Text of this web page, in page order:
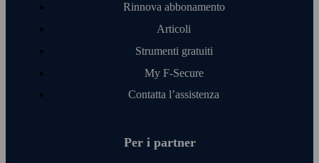
Rinnova abbonamento
Articoli
Strumenti gratuiti
My F‑Secure
Contatta l’assistenza
Per i partner